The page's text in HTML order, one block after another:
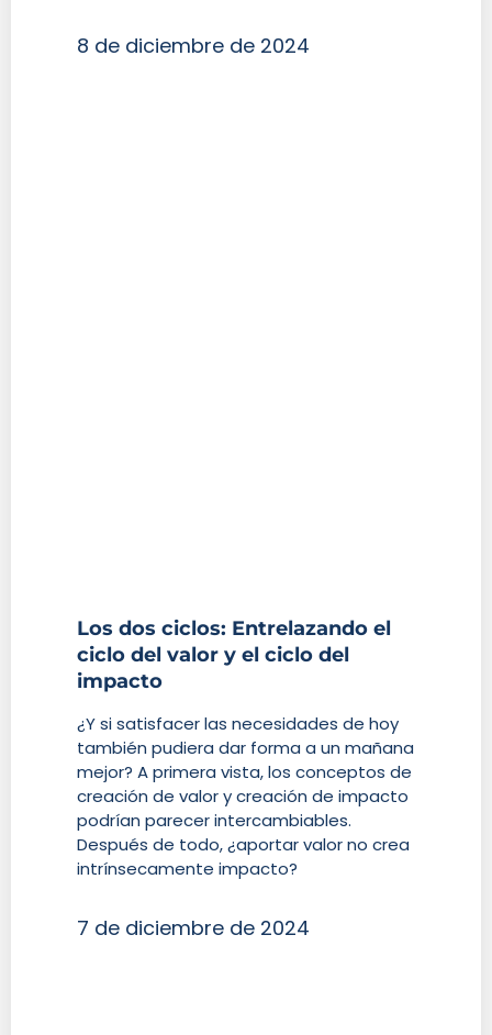
8 de diciembre de 2024
Los dos ciclos: Entrelazando el
ciclo del valor y el ciclo del
impacto
¿Y si satisfacer las necesidades de hoy
también pudiera dar forma a un mañana
mejor? A primera vista, los conceptos de
creación de valor y creación de impacto
podrían parecer intercambiables.
Después de todo, ¿aportar valor no crea
intrínsecamente impacto?
7 de diciembre de 2024